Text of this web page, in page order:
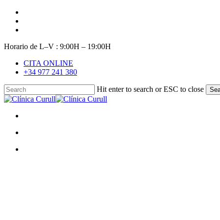
Skip
main
Horario de L–V : 9:00H – 19:00H
CITA ONLINE
+34 977 241 380
Hit enter to search or ESC to close
Close
search
Menu